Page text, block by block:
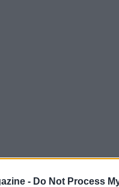
- Do Not Process